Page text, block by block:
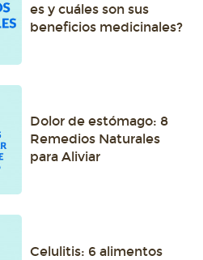
es y cuáles son sus
beneficios medicinales?
Dolor de estómago: 8
Remedios Naturales
para Aliviar
Celulitis: 6 alimentos